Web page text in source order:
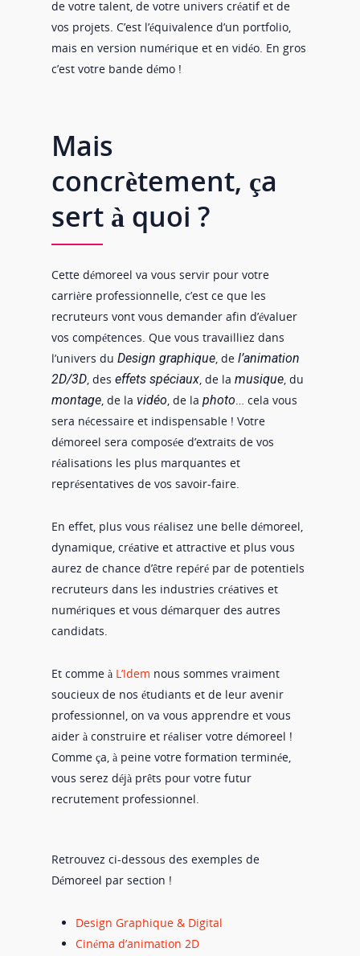
de votre talent, de votre univers créatif et de
vos projets. C’est l’équivalence d’un portfolio,
mais en version numérique et en vidéo. En gros
c’est votre bande démo !
Mais
concrètement, ça
sert à quoi ?
Cette démoreel va vous servir pour votre
carrière professionnelle, c’est ce que les
recruteurs vont vous demander afin d’évaluer
vos compétences. Que vous travailliez dans
l’univers du Design graphique, de l’animation
2D/3D, des effets spéciaux, de la musique, du
montage, de la vidéo, de la photo… cela vous
sera nécessaire et indispensable ! Votre
démoreel sera composée d’extraits de vos
réalisations les plus marquantes et
représentatives de vos savoir-faire.
En effet, plus vous réalisez une belle démoreel,
dynamique, créative et attractive et plus vous
aurez de chance d’être repéré par de potentiels
recruteurs dans les industries créatives et
numériques et vous démarquer des autres
candidats.
Et comme à L’Idem nous sommes vraiment
soucieux de nos étudiants et de leur avenir
professionnel, on va vous apprendre et vous
aider à construire et réaliser votre démoreel !
Comme ça, à peine votre formation terminée,
vous serez déjà prêts pour votre futur
recrutement professionnel.
Retrouvez ci-dessous des exemples de
Démoreel par section !
Design Graphique & Digital
Cinéma d’animation 2D